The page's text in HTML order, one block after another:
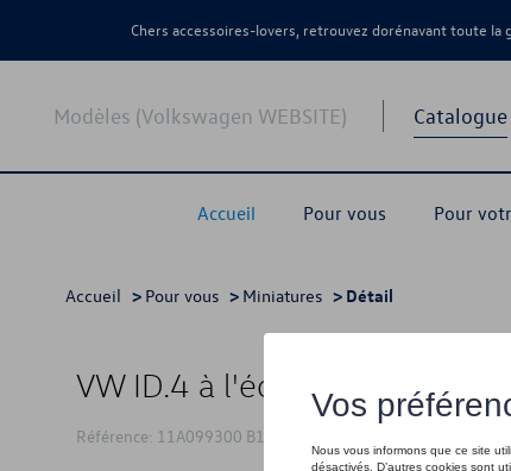
Chers accessoires-lovers, retrouvez dorénavant toute la
Modèles (Volkswagen WEBSITE) Catalogue
Accueil Pour vous Pour
Accueil > Pour vous > Miniatures > Détail
VW ID.4 à l'échelle 1:43, jaune
Référence: 11A099300 B1W